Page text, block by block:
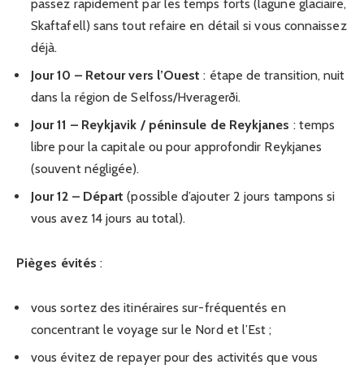
passez rapidement par les temps forts (lagune glaciaire,
Skaftafell) sans tout refaire en détail si vous connaissez
déjà.
Jour 10 – Retour vers l’Ouest : étape de transition, nuit
dans la région de Selfoss/Hveragerði.
Jour 11 – Reykjavik / péninsule de Reykjanes : temps
libre pour la capitale ou pour approfondir Reykjanes
(souvent négligée).
Jour 12 – Départ (possible d’ajouter 2 jours tampons si
vous avez 14 jours au total).
Pièges évités :
vous sortez des itinéraires sur-fréquentés en
concentrant le voyage sur le Nord et l’Est ;
vous évitez de repayer pour des activités que vous